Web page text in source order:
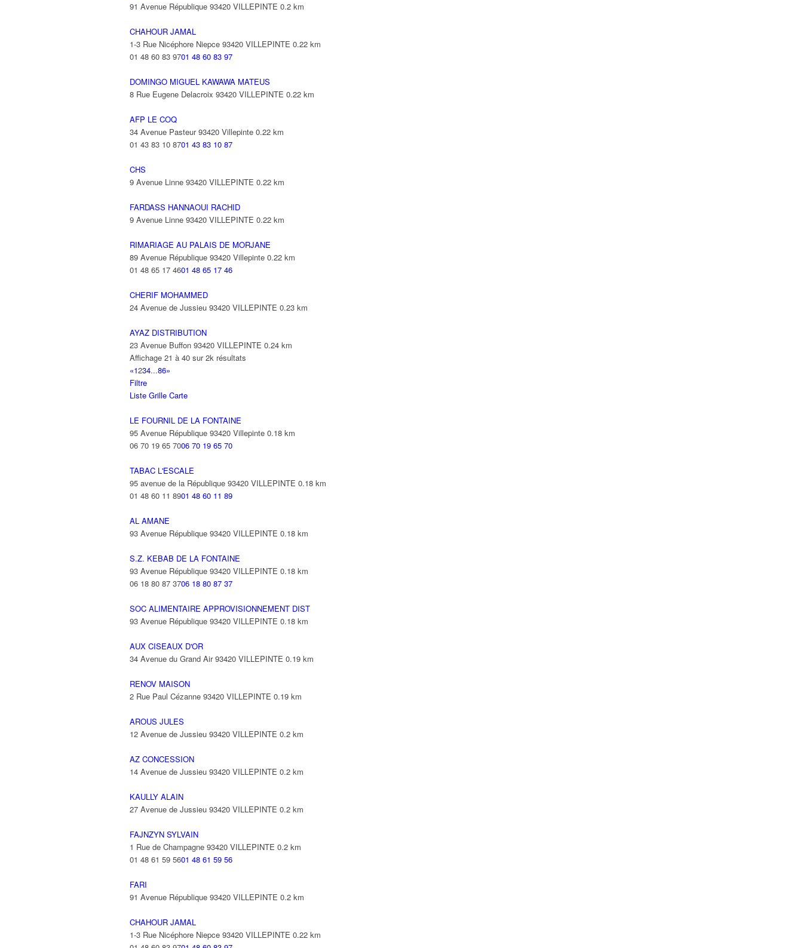
91 Avenue République 93420 VILLEPINTE 0.2 km
CHAHOUR JAMAL
1-3 Rue Nicéphore Niepce 93420 VILLEPINTE 0.22 km
01 48 60 83 9701 48 60 83 97
DOMINGO MIGUEL KAWAWA MATEUS
8 Rue Eugene Delacroix 93420 VILLEPINTE 0.22 km
AFP LE COQ
34 Avenue Pasteur 93420 Villepinte 0.22 km
01 43 83 10 8701 43 83 10 87
CHS
9 Avenue Linne 93420 VILLEPINTE 0.22 km
FARDASS HANNAOUI RACHID
9 Avenue Linne 93420 VILLEPINTE 0.22 km
RIMARIAGE AU PALAIS DE MORJANE
89 Avenue République 93420 Villepinte 0.22 km
01 48 65 17 4601 48 65 17 46
CHERIF MOHAMMED
24 Avenue de Jussieu 93420 VILLEPINTE 0.23 km
AYAZ DISTRIBUTION
23 Avenue Buffon 93420 VILLEPINTE 0.24 km
Affichage 21 à 40 sur 2k résultats
«1234...86»
Filtre
Liste Grille Carte
LE FOURNIL DE LA FONTAINE
95 Avenue République 93420 Villepinte 0.18 km
06 70 19 65 7006 70 19 65 70
TABAC L'ESCALE
95 avenue de la République 93420 VILLEPINTE 0.18 km
01 48 60 11 8901 48 60 11 89
AL AMANE
93 Avenue République 93420 VILLEPINTE 0.18 km
S.Z. KEBAB DE LA FONTAINE
93 Avenue République 93420 VILLEPINTE 0.18 km
06 18 80 87 3706 18 80 87 37
SOC ALIMENTAIRE APPROVISIONNEMENT DIST
93 Avenue République 93420 VILLEPINTE 0.18 km
AUX CISEAUX D'OR
34 Avenue du Grand Air 93420 VILLEPINTE 0.19 km
RENOV MAISON
2 Rue Paul Cézanne 93420 VILLEPINTE 0.19 km
AROUS JULES
12 Avenue de Jussieu 93420 VILLEPINTE 0.2 km
AZ CONCESSION
14 Avenue de Jussieu 93420 VILLEPINTE 0.2 km
KAULLY ALAIN
27 Avenue de Jussieu 93420 VILLEPINTE 0.2 km
FAJNZYN SYLVAIN
1 Rue de Champagne 93420 VILLEPINTE 0.2 km
01 48 61 59 5601 48 61 59 56
FARI
91 Avenue République 93420 VILLEPINTE 0.2 km
CHAHOUR JAMAL
1-3 Rue Nicéphore Niepce 93420 VILLEPINTE 0.22 km